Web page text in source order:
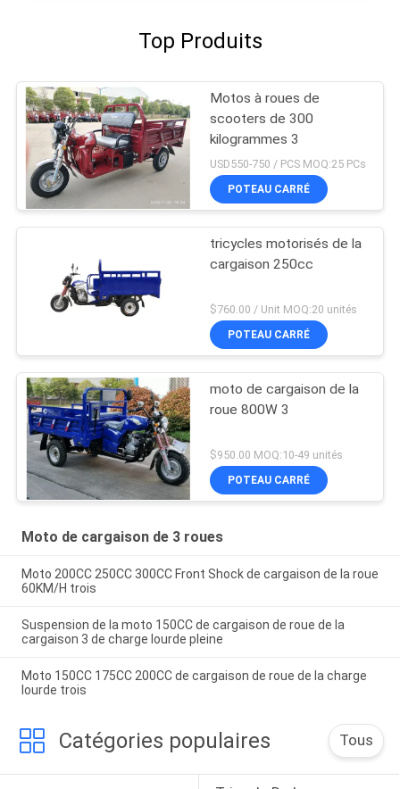
Top Produits
Motos à roues de
scooters de 300
kilogrammes 3
USD550-750 / PCS MOQ:25 PCs
POTEAU CARRÉ
tricycles motorisés de la
cargaison 250cc
$760.00 / Unit MOQ:20 unités
POTEAU CARRÉ
moto de cargaison de la
roue 800W 3
$950.00 MOQ:10-49 unités
POTEAU CARRÉ
Moto de cargaison de 3 roues
Moto 200CC 250CC 300CC Front Shock de cargaison de la roue
60KM/H trois
Suspension de la moto 150CC de cargaison de roue de la
cargaison 3 de charge lourde pleine
Moto 150CC 175CC 200CC de cargaison de roue de la charge
lourde trois
Catégories populaires Tous